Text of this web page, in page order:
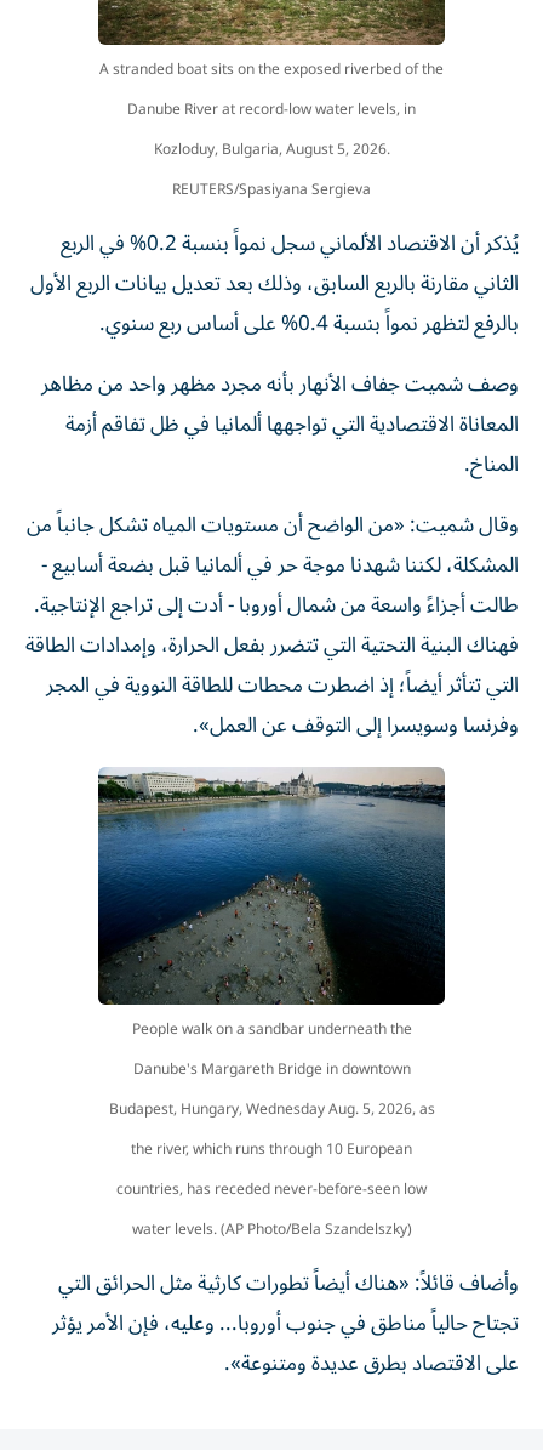
A stranded boat sits on the exposed riverbed of the
Danube River at record-low water levels, in
Kozloduy, Bulgaria, August 5, 2026.
REUTERS/Spasiyana Sergieva
يُذكر أن الاقتصاد الألماني سجل نمواً بنسبة 0.2% في الربع
الثاني مقارنة بالربع السابق، وذلك بعد تعديل بيانات الربع الأول
بالرفع لتظهر نمواً بنسبة 0.4% على أساس ربع سنوي.
وصف شميت جفاف الأنهار بأنه مجرد مظهر واحد من مظاهر
المعاناة الاقتصادية التي تواجهها ألمانيا في ظل تفاقم أزمة
المناخ.
وقال شميت: «من الواضح أن مستويات المياه تشكل جانباً من
المشكلة، لكننا شهدنا موجة حر في ألمانيا قبل بضعة أسابيع -
طالت أجزاءً واسعة من شمال أوروبا - أدت إلى تراجع الإنتاجية.
فهناك البنية التحتية التي تتضرر بفعل الحرارة، وإمدادات الطاقة
التي تتأثر أيضاً؛ إذ اضطرت محطات للطاقة النووية في المجر
وفرنسا وسويسرا إلى التوقف عن العمل».
People walk on a sandbar underneath the
Danube's Margareth Bridge in downtown
Budapest, Hungary, Wednesday Aug. 5, 2026, as
the river, which runs through 10 European
countries, has receded never-before-seen low
water levels. (AP Photo/Bela Szandelszky)
وأضاف قائلاً: «هناك أيضاً تطورات كارثية مثل الحرائق التي
تجتاح حالياً مناطق في جنوب أوروبا... وعليه، فإن الأمر يؤثر
على الاقتصاد بطرق عديدة ومتنوعة».